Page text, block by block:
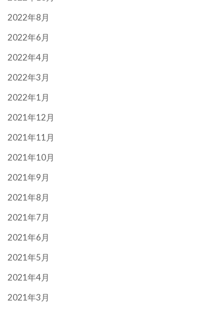
2022年8月
2022年6月
2022年4月
2022年3月
2022年1月
2021年12月
2021年11月
2021年10月
2021年9月
2021年8月
2021年7月
2021年6月
2021年5月
2021年4月
2021年3月